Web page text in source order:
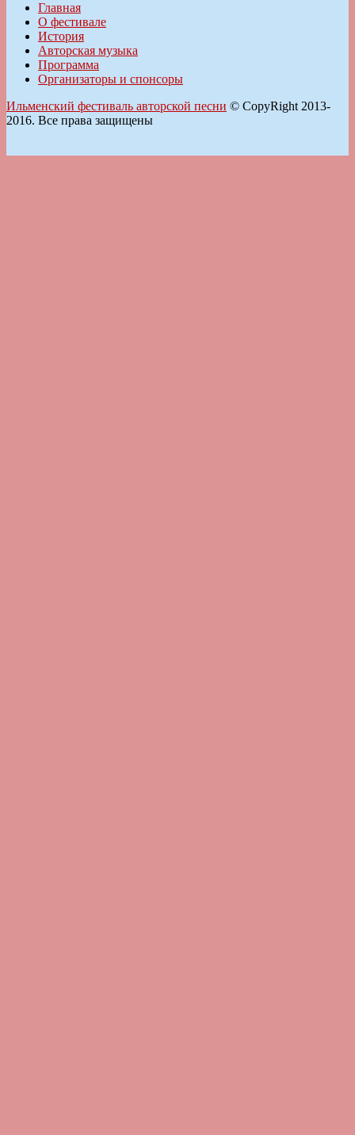
Главная
О фестивале
История
Авторская музыка
Программа
Организаторы и спонсоры
Ильменский фестиваль авторской песни © CopyRight 2013-
2016. Все права защищены